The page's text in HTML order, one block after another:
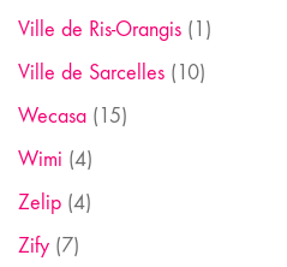
Ville de Ris-Orangis (1)
Ville de Sarcelles (10)
Wecasa (15)
Wimi (4)
Zelip (4)
Zify (7)